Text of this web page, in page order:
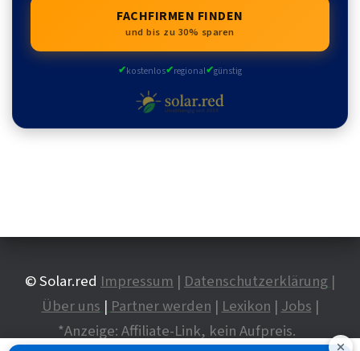
FACHFIRMEN FINDEN
und bis zu 30% sparen
✔kostenlos✔regional✔günstig
© Solar.red Impressum | Datenschutzerklärung |
Über uns | Partner werden | Lexikon | Jobs |
*Anzeige: Affiliate-Link, kein Aufpreis.